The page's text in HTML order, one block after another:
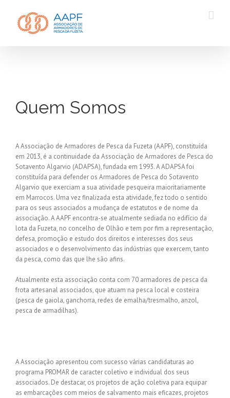
Quem Somos
A Associação de Armadores de Pesca da Fuzeta (AAPF), constituída
em 2013, é a continuidade da Associação de Armadores de Pesca do
Sotavento Algarvio (ADAPSA), fundada em 1993. A ADAPSA foi
constituída para defender os Armadores de Pesca do Sotavento
Algarvio que exerciam a sua atividade pesqueira maioritariamente
em Marrocos. Uma vez finalizada esta atividade, fez todo o sentido
para os seus associados a mudança de estatutos e de nome da
associação. A AAPF encontra-se atualmente sediada no edifício da
lota da Fuzeta, no concelho de Olhão e tem por fim a representação,
defesa, promoção e estudo dos direitos e interesses dos seus
associados e o desenvolvimento das indústrias que exercem, tanto
da pesca, como das que lhe são afins.
Atualmente esta associação conta com 70 armadores de pesca da
frota artesanal associados, que atuam na pesca local e costeira
(pesca de gaiola, ganchorra, redes de emalha/tresmalho, anzol,
pesca de armadilhas).
A Associação apresentou com sucesso várias candidaturas ao
programa PROMAR de caracter coletivo e individual dos seus
associados. De destacar, os projetos de ação coletiva para equipar
as embarcações com meios de salvamento mais eficazes, projetos